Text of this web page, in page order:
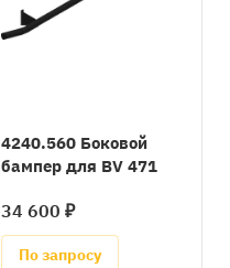
4240.560 Боковой
бампер для BV 471
34 600 ₽
По запросу